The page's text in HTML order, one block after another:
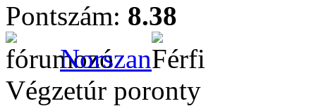
Pontszám: 8.38
Norszan
Végzetúr poronty